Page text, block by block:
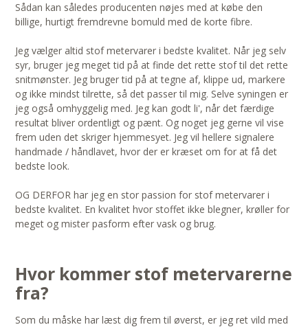
Sådan kan således producenten nøjes med at købe den
billige, hurtigt fremdrevne bomuld med de korte fibre.
Jeg vælger altid stof metervarer i bedste kvalitet. Når jeg selv
syr, bruger jeg meget tid på at finde det rette stof til det rette
snitmønster. Jeg bruger tid på at tegne af, klippe ud, markere
og ikke mindst tilrette, så det passer til mig. Selve syningen er
jeg også omhyggelig med. Jeg kan godt li', når det færdige
resultat bliver ordentligt og pænt. Og noget jeg gerne vil vise
frem uden det skriger hjemmesyet. Jeg vil hellere signalere
handmade / håndlavet, hvor der er kræset om for at få det
bedste look.
OG DERFOR har jeg en stor passion for stof metervarer i
bedste kvalitet. En kvalitet hvor stoffet ikke blegner, krøller for
meget og mister pasform efter vask og brug.
Hvor kommer stof metervarerne
fra?
Som du måske har læst dig frem til øverst, er jeg ret vild med